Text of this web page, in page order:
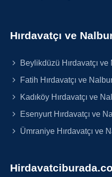
Hırdavatçı ve
Beylikdüzü Hırdavatçı
Fatih Hırdavatçı ve
Kadıköy Hırdavatçı ve
Esenyurt Hırdavatçı ve
Ümraniye Hırdavatçı ve